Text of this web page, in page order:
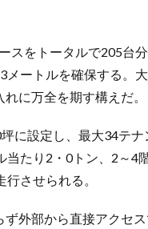
スをトータルで205台
メートルを確保する。
に万全を期す構えだ。
に設定し、最大34テ
たり2・0トン、2～4
させられる。
外部から直接アクセ